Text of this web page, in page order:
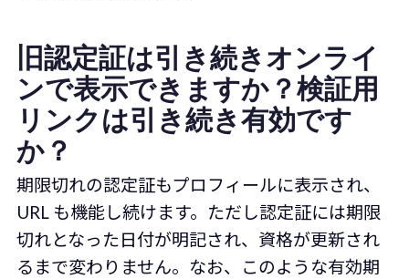
旧認定証は引き続きオンライ
ンで表示できますか？検証用
リンクは引き続き有効です
か？
期限切れの認定証もプロフィールに表示され、
URL も機能し続けます。ただし認定証には期限
切れとなった日付が明記され、資格が更新され
るまで変わりません。なお、このような有効期